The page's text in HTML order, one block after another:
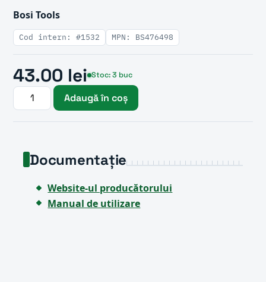
Bosi Tools
Cod intern: #1532 MPN: BS476498
43.00 lei Stoc: 3 buc
Adaugă în coș
Documentație
Website-ul producătorului
Manual de utilizare